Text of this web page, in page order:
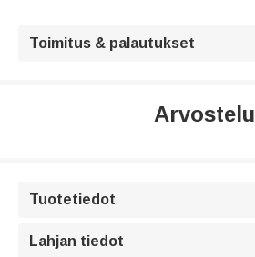
Toimitus & palautukset
Arvostelu
Tuotetiedot
Lahjan tiedot